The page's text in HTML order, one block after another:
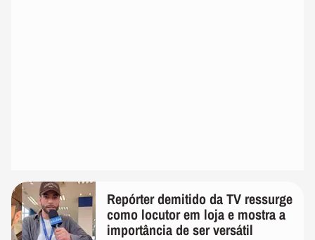
Repórter demitido da TV ressurge
como locutor em loja e mostra a
importância de ser versátil